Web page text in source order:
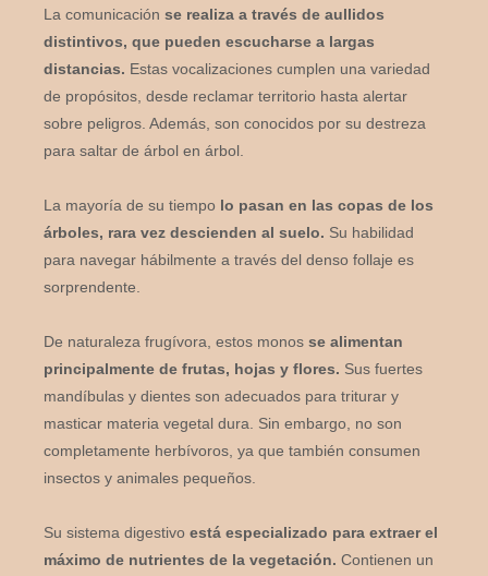
La comunicación se realiza a través de aullidos
distintivos, que pueden escucharse a largas
distancias. Estas vocalizaciones cumplen una variedad
de propósitos, desde reclamar territorio hasta alertar
sobre peligros. Además, son conocidos por su destreza
para saltar de árbol en árbol.
La mayoría de su tiempo lo pasan en las copas de los
árboles, rara vez descienden al suelo. Su habilidad
para navegar hábilmente a través del denso follaje es
sorprendente.
De naturaleza frugívora, estos monos se alimentan
principalmente de frutas, hojas y flores. Sus fuertes
mandíbulas y dientes son adecuados para triturar y
masticar materia vegetal dura. Sin embargo, no son
completamente herbívoros, ya que también consumen
insectos y animales pequeños.
Su sistema digestivo está especializado para extraer el
máximo de nutrientes de la vegetación. Contienen un